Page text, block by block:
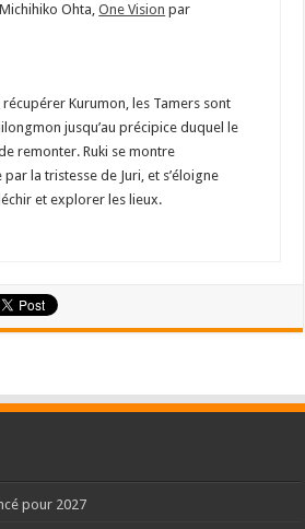
Ohta,One Vision par
Kurumon, les Tamers sont
jusqu’au précipice duquel le
remonter. Ruki se montre
la tristesse de Juri, et s’éloigne
et explorer les lieux.
pour 2027